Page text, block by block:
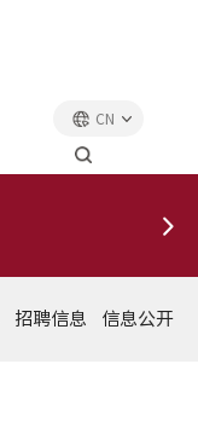
CN
彩票资讯彩票彩票动态
招聘信息 信息公开